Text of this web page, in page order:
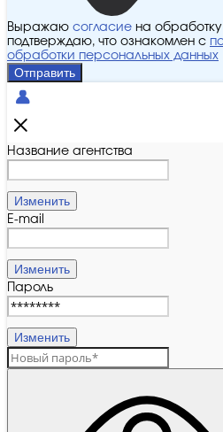
Выражаю согласие на
подтверждаю, что ознакомлен с
обработки персональных данных
Отправить
Название агентства
Изменить
E-mail
Изменить
Пароль
Изменить